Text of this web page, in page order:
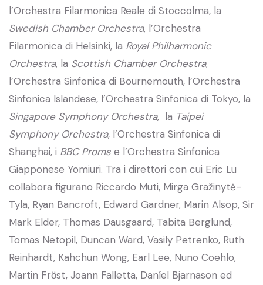
l’Orchestra Filarmonica Reale di Stoccolma, la
Swedish Chamber Orchestra, l’Orchestra
Filarmonica di Helsinki, la Royal Philharmonic
Orchestra, la Scottish Chamber Orchestra,
l’Orchestra Sinfonica di Bournemouth, l’Orchestra
Sinfonica Islandese, l’Orchestra Sinfonica di Tokyo, la
Singapore Symphony Orchestra, la Taipei
Symphony Orchestra, l’Orchestra Sinfonica di
Shanghai, i BBC Proms e l’Orchestra Sinfonica
Giapponese Yomiuri. Tra i direttori con cui Eric Lu
collabora figurano Riccardo Muti, Mirga Gražinytė-
Tyla, Ryan Bancroft, Edward Gardner, Marin Alsop, Sir
Mark Elder, Thomas Dausgaard, Tabita Berglund,
Tomas Netopil, Duncan Ward, Vasily Petrenko, Ruth
Reinhardt, Kahchun Wong, Earl Lee, Nuno Coehlo,
Martin Frӧst, Joann Falletta, Daníel Bjarnason ed